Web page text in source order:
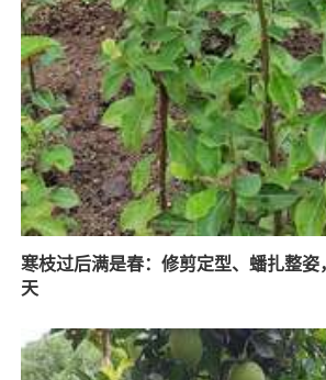
寒枝过后满是春：修剪定型、蟠扎整姿
天